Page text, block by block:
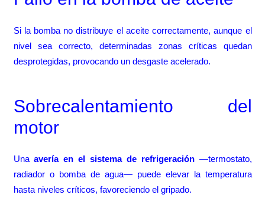
Si la bomba no distribuye el aceite correctamente, aunque el
nivel sea correcto, determinadas zonas críticas quedan
desprotegidas, provocando un desgaste acelerado.
Sobrecalentamiento del
motor
Unaavería en el sistema de refrigeración—termostato,
radiador o bomba de agua— puede elevar la temperatura
hasta niveles críticos, favoreciendo el gripado.